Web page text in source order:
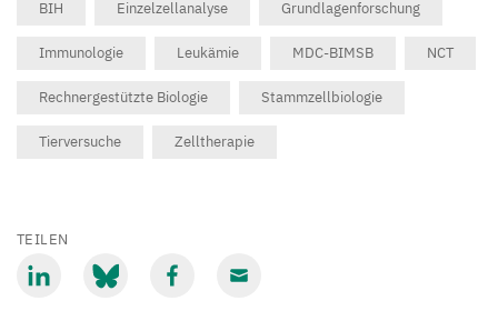
BIH
Einzelzellanalyse Grundlagenforschung
Immunologie Leukämie MDC-BIMSB NCT
Rechnergestützte Biologie Stammzellbiologie
Tierversuche Zelltherapie
TEILEN